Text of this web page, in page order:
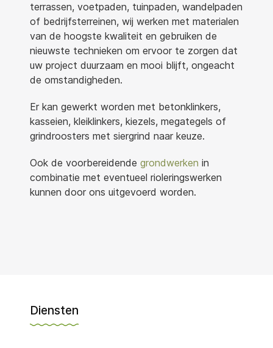
terrassen, voetpaden, tuinpaden, wandelpaden
of bedrijfsterreinen, wij werken met materialen
van de hoogste kwaliteit en gebruiken de
nieuwste technieken om ervoor te zorgen dat
uw project duurzaam en mooi blijft, ongeacht
de omstandigheden.
Er kan gewerkt worden met betonklinkers,
kasseien, kleiklinkers, kiezels, megategels of
grindroosters met siergrind naar keuze.
Ook de voorbereidende grondwerken in
combinatie met eventueel rioleringswerken
kunnen door ons uitgevoerd worden.
Diensten